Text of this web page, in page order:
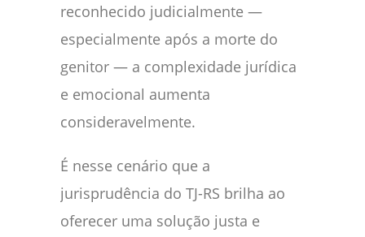
reconhecido judicialmente —
especialmente após a morte do
genitor — a complexidade jurídica
e emocional aumenta
consideravelmente.
É nesse cenário que a
jurisprudência do TJ-RS brilha ao
oferecer uma solução justa e